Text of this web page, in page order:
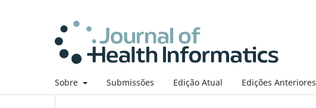
Sobre Submissões Edição Atual Edições Anteriores